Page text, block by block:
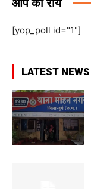
आप की राय
[yop_poll id="1"]
LATEST NEWS